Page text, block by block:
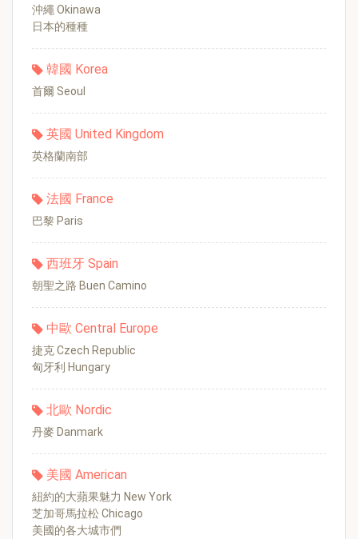
沖繩 Okinawa
日本的種種
韓國 Korea
首爾 Seoul
英國 United Kingdom
英格蘭南部
法國 France
巴黎 Paris
西班牙 Spain
朝聖之路 Buen Camino
中歐 Central Europe
捷克 Czech Republic
匈牙利 Hungary
北歐 Nordic
丹麥 Danmark
美國 American
紐約的大蘋果魅力 New York
芝加哥馬拉松 Chicago
美國的各大城市們